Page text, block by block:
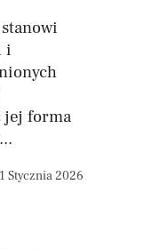
i
jej forma
Stycznia 2026